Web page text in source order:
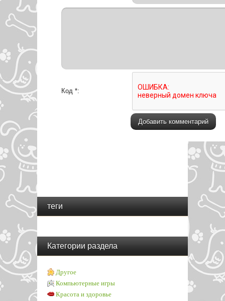
Код *:
теги
Категории раздела
Другое
Компьютерные игры
Красота и здоровье